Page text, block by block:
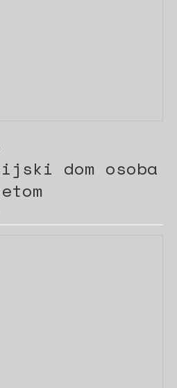
dom osoba